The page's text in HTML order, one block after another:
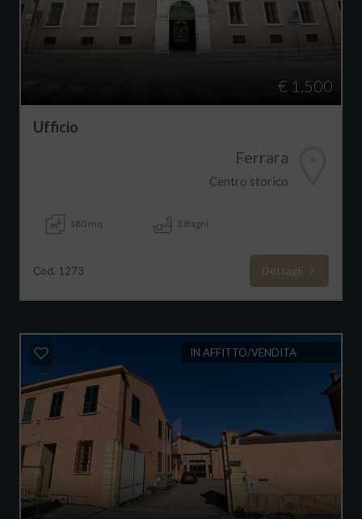
€ 1.500
Ufficio
Ferrara
Centro storico
180 mq 3 Bagni
Cod. 1273 Dettagli
IN AFFITTO/VENDITA